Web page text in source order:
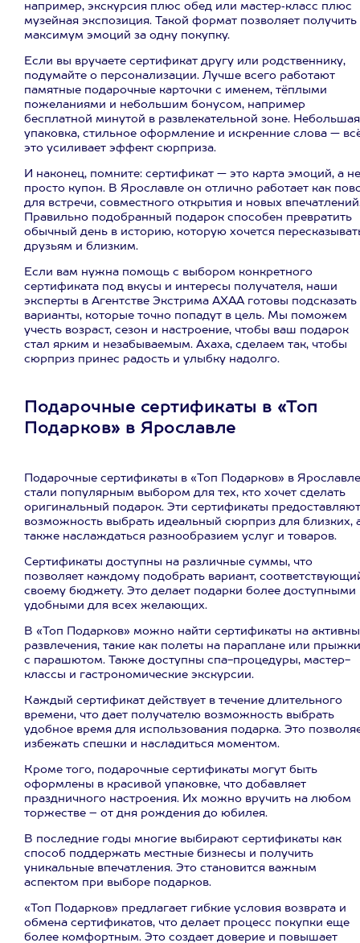
например, экскурсия плюс обед или мастер‑класс плюс
музейная экспозиция. Такой формат позволяет получить
максимум эмоций за одну покупку.
Если вы вручаете сертификат другу или родственнику,
подумайте о персонализации. Лучше всего работают
памятные подарочные карточки с именем, тёплыми
пожеланиями и небольшим бонусом, например
бесплатной минутой в развлекательной зоне. Небольшая
упаковка, стильное оформление и искренние слова —
это усиливает эффект сюрприза.
И наконец, помните: сертификат — это карта эмоций, а не
просто купон. В Ярославле он отлично работает как
для встречи, совместного открытия и новых
Правильно подобранный подарок способен превратить
обычный день в историю, которую хочется
друзьям и близким.
Если вам нужна помощь с выбором конкретного
сертификата под вкусы и интересы получателя, наши
эксперты в Агентстве Экстрима АХАА готовы подсказать
варианты, которые точно попадут в цель. Мы поможем
учесть возраст, сезон и настроение, чтобы ваш подарок
стал ярким и незабываемым. Ахаха, сделаем так, чтобы
сюрприз принес радость и улыбку надолго.
Подарочные сертификаты в «Топ
Подарков» в Ярославле
Подарочные сертификаты в «Топ Подарков» в Ярославле
стали популярным выбором для тех, кто хочет сделать
оригинальный подарок. Эти сертификаты предоставляют
возможность выбрать идеальный сюрприз для близких,
также наслаждаться разнообразием услуг и товаров.
Сертификаты доступны на различные суммы, что
позволяет каждому подобрать вариант,
своему бюджету. Это делает подарки более доступными
удобными для всех желающих.
В «Топ Подарков» можно найти сертификаты на
развлечения, такие как полеты на параплане или прыжки
с парашютом. Также доступны спа-процедуры, мастер-
классы и гастрономические экскурсии.
Каждый сертификат действует в течение длительного
времени, что дает получателю возможность выбрать
удобное время для использования подарка. Это
избежать спешки и насладиться моментом.
Кроме того, подарочные сертификаты могут быть
оформлены в красивой упаковке, что добавляет
праздничного настроения. Их можно вручить на любом
торжестве – от дня рождения до юбилея.
В последние годы многие выбирают сертификаты как
способ поддержать местные бизнесы и получить
уникальные впечатления. Это становится важным
аспектом при выборе подарков.
«Топ Подарков» предлагает гибкие условия возврата и
обмена сертификатов, что делает процесс покупки еще
более комфортным. Это создает доверие и повышает